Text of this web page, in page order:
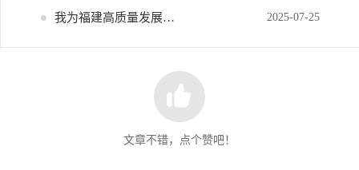
我为福建高质量发展献策 2025-07-25
文章不错，点个赞吧！